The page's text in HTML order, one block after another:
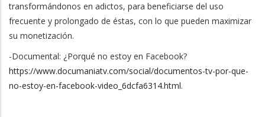
transformándonos en adictos, para beneficiarse del uso
frecuente y prolongado de éstas, con lo que pueden maximizar
su monetización.
-Documental: ¿Porqué no estoy en Facebook?
https://www.documaniatv.com/social/documentos-tv-por-que-
no-estoy-en-facebook-video_6dcfa6314.html.